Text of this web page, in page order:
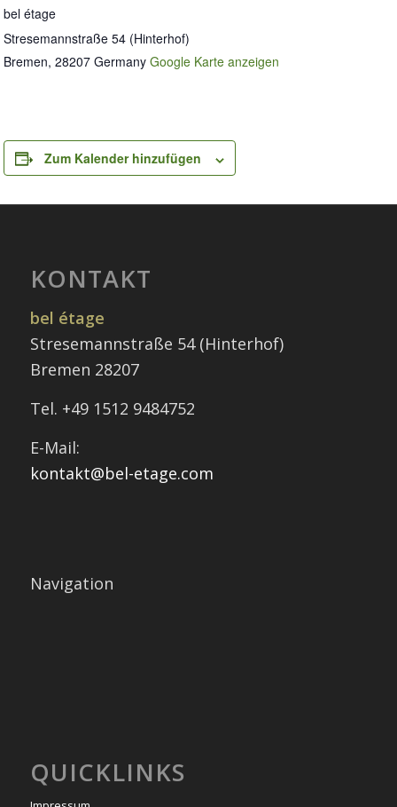
bel étage
Stresemannstraße 54 (Hinterhof)
Bremen, 28207 Germany Google Karte anzeigen
Zum Kalender hinzufügen
KONTAKT
bel étage
Stresemannstraße 54 (Hinterhof)
Bremen 28207
Tel. +49 1512 9484752
E-Mail:
kontakt@bel-etage.com
Navigation
QUICKLINKS